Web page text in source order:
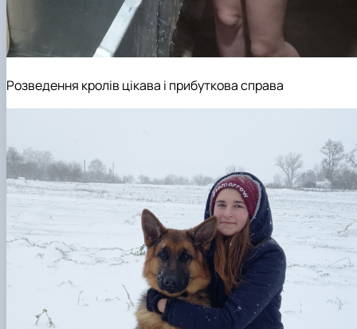
Розведення кролів цікава і прибуткова справа